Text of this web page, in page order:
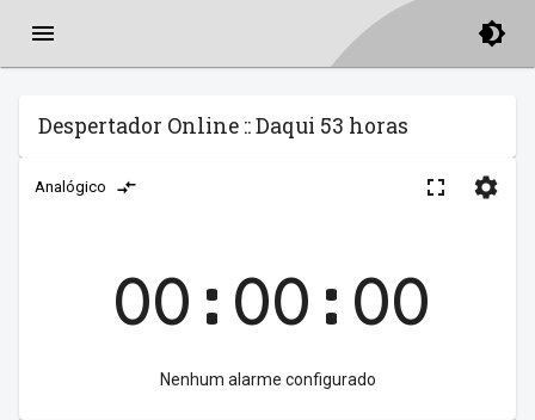
Despertador Online :: Daqui 53 horas
Analógico
00:00:00
Nenhum alarme configurado